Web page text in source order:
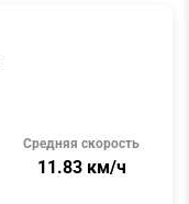
Средняя скорость
11.83 км/ч